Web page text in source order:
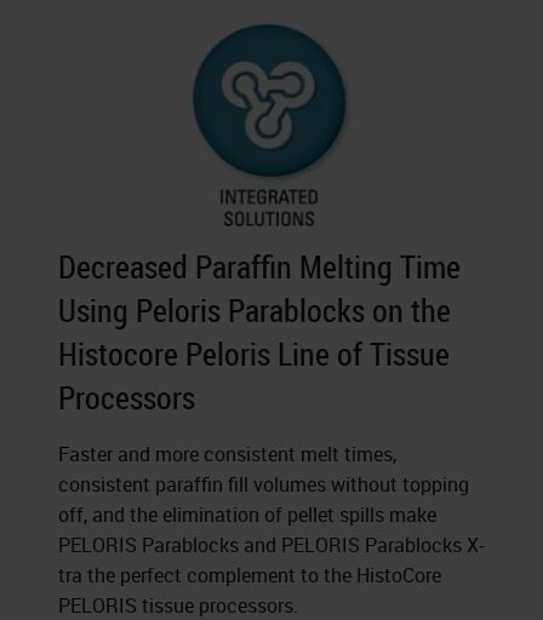
Decreased Paraffin Melting Time
Using Peloris Parablocks on the
Histocore Peloris Line of Tissue
Processors
Faster and more consistent melt times,
consistent paraffin fill volumes without topping
off, and the elimination of pellet spills make
PELORIS Parablocks and PELORIS Parablocks X-
tra the perfect complement to the HistoCore
PELORIS tissue processors.